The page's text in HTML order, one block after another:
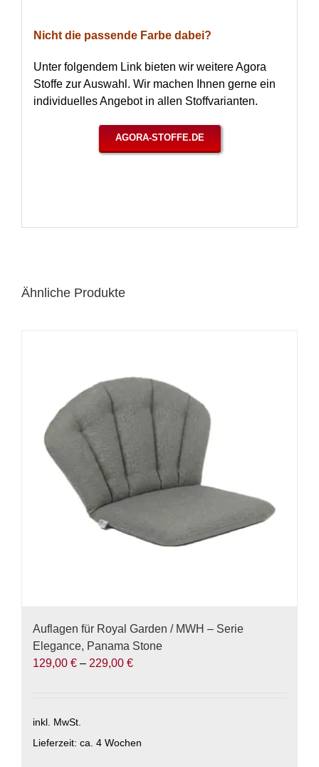
Nicht die passende Farbe dabei?
Unter folgendem Link bieten wir weitere Agora
Stoffe zur Auswahl. Wir machen Ihnen gerne ein
individuelles Angebot in allen Stoffvarianten.
AGORA-STOFFE.DE
Ähnliche Produkte
Auflagen für Royal Garden / MWH – Serie
Elegance, Panama Stone
129,00 € – 229,00 €
inkl. MwSt.
Lieferzeit: ca. 4 Wochen